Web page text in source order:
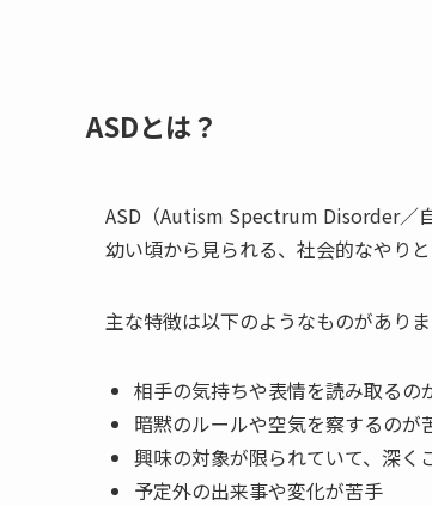
ASDとは？
ASD（Autism Spectrum Disorder／
幼い頃から見られる、社会的なやり
主な特徴は以下のようなものがありま
相手の気持ちや表情を読み取るの
暗黙のルールや空気を察するのが
興味の対象が限られていて、深く
予定外の出来事や変化が苦手